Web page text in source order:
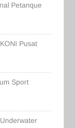
Petanque
Pusat
Sport